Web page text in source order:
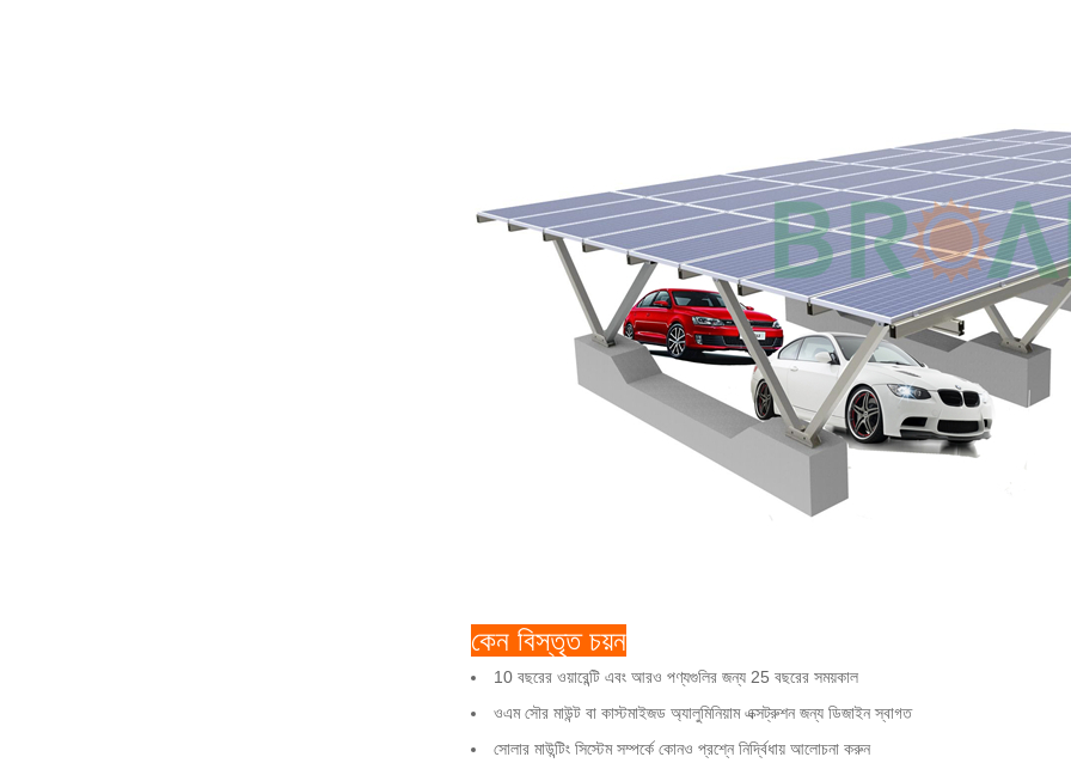
কেন বিস্তৃত চয়ন
10 বছরের ওয়ারেন্টি এবং আরও পণ্যগুলির জন্য 25 বছরের সময়কাল
ওএম সৌর মাউন্ট বা কাস্টমাইজড অ্যালুমিনিয়াম এক্সট্রুশন জন্য ডিজাইন স্বাগত
সোলার মাউন্টিং সিস্টেম সম্পর্কে কোনও প্রশ্নে নির্দ্বিধায় আলোচনা করুন